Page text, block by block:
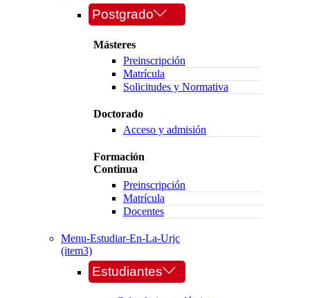
Postgrado
Másteres
Preinscripción
Matrícula
Solicitudes y Normativa
Doctorado
Acceso y admisión
Formación
Continua
Preinscripción
Matrícula
Docentes
Menu-Estudiar-En-La-Urjc
(item3)
Estudiantes